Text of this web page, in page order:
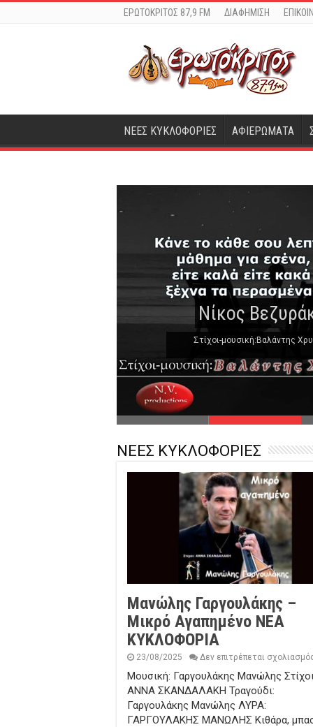
ΕΡΩΤΟΚΡΙΤΟΣ 87,9 FM ΔΙΑΦΗΜΙΣΗ
ΝΕΕΣ ΚΥΚΛΟΦΟΡΙΕΣ ΑΦΙΕΡΩΜΑΤΑ
Νίκος
Στίχοι-μουσική:Βαλάντης
ΝΕΕΣ ΚΥΚΛΟΦΟΡΙΕΣ
Μανώλης Γαργουλάκης –
Μικρό Αγαπημένο NEΑ
ΚΥΚΛΟΦΟΡΙΑ
23/08/2025 Δεν επιτρέπεται
Μουσική: Γαργουλάκης Μανώλης
ΑΝΝΑ ΣΚΑΝΔΑΛΑΚΗ Τραγούδι:
Γαργουλάκης Μανώλης ΛΥΡΑ:
ΓΑΡΓΟΥΛΑΚΗΣ ΜΑΝΩΛΗΣ Κιθάρα,